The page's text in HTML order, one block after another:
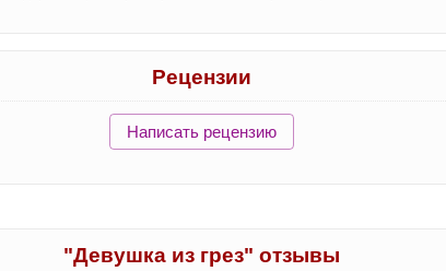
Рецензии
Написать рецензию
"Девушка из грез" отзывы